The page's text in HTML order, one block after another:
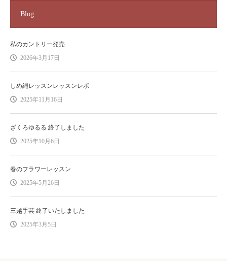
Blog
私のカントリー発売
2026年3月17日
しめ縄レッスンレッスンレポ
2025年11月16日
ざくろゆるる 終了しました
2025年10月6日
春のフラワーレッスン
2025年5月26日
三越手芸 終了いたしました
2025年3月5日